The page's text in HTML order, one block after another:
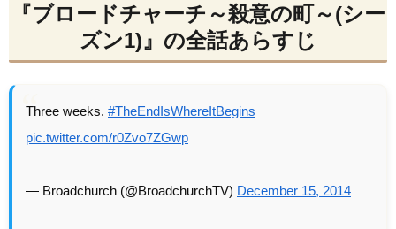
『ブロードチャーチ～殺意の町～(シー
ズン1)』の全話あらすじ
Three weeks. #TheEndIsWhereItBegins
pic.twitter.com/r0Zvo7ZGwp
— Broadchurch (@BroadchurchTV) December 15, 2014